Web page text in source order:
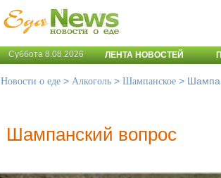
Суббота 8.08.2026 ЛЕНТА НОВОСТЕЙ
Новости о еде > Алкоголь > Шампанское >
Шампанский вопрос